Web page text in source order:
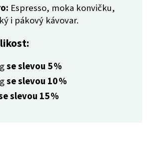
Espresso, moka konvičku,
i pákový kávovar.
se slevou 5 %
se slevou 10 %
slevou 15 %